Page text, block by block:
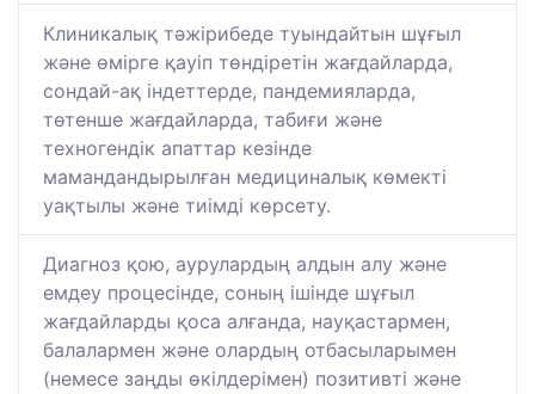
Клиникалық тәжірибеде туындайтын шұғыл
және өмірге қауіп төндіретін жағдайларда,
сондай-ақ індеттерде, пандемияларда,
төтенше жағдайларда, табиғи және
техногендік апаттар кезінде
мамандандырылған медициналық көмекті
уақтылы және тиімді көрсету.
Диагноз қою, аурулардың алдын алу және
емдеу процесінде, соның ішінде шұғыл
жағдайларды қоса алғанда, науқастармен,
балалармен және олардың отбасыларымен
(немесе заңды өкілдерімен) позитивті және